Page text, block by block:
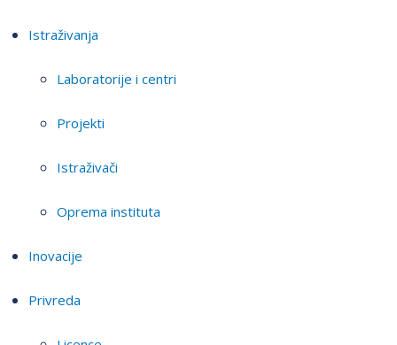
Istraživanja
Laboratorije i centri
Projekti
Istraživači
Oprema instituta
Inovacije
Privreda